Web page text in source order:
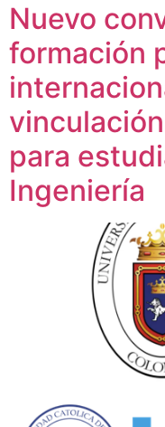
Nuevo
formación
para
Ingeniería